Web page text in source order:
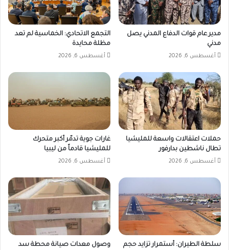
مدير عام قوات الدفاع المدني يصل
مدني
أغسطس 6, 2026
التجمع الاتحادي: الخماسية لم تعد
مظلة محايدة
أغسطس 6, 2026
حملات اعتقالات واسعة للمليشيا
تطال ناشطين بدارفور
أغسطس 6, 2026
غارات جوية تدمّر أكبر متحرك
للمليشيا قادماً من ليبيا
أغسطس 6, 2026
سلطة الطيران: أستمرار تزايد حجم
وصول معدات صيانة محطة سد